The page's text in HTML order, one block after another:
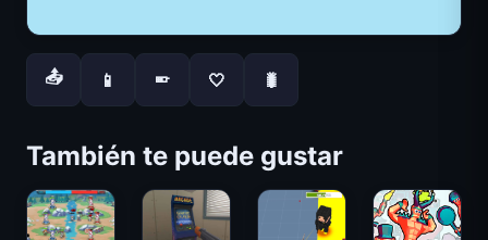
📤 📱 📱 🤍 🐛
También te puede gustar